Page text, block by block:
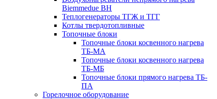
Biemmedue BH
Теплогенераторы ТГЖ и ТГГ
Котлы твердотопливные
Топочные блоки
Топочные блоки косвенного нагрева
ТБ-МА
Топочные блоки косвенного нагрева
ТБ-МБ
Топочные блоки прямого нагрева ТБ-
ПА
Горелочное оборудование